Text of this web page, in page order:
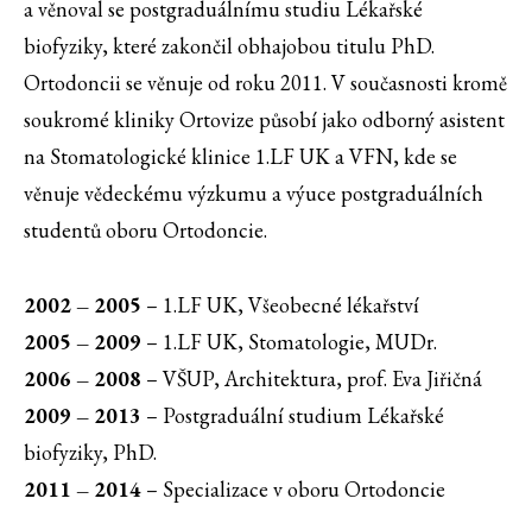
a věnoval se postgraduálnímu studiu Lékařské
biofyziky, které zakončil obhajobou titulu PhD.
Ortodoncii se věnuje od roku 2011. V současnosti kromě
soukromé kliniky Ortovize působí jako odborný asistent
na Stomatologické klinice 1.LF UK a VFN, kde se
věnuje vědeckému výzkumu a výuce postgraduálních
studentů oboru Ortodoncie.
2002 – 2005 – 1.LF UK, Všeobecné lékařství
2005 – 2009 – 1.LF UK, Stomatologie, MUDr.
2006 – 2008 – VŠUP, Architektura, prof. Eva Jiřičná
2009 – 2013 – Postgraduální studium Lékařské
biofyziky, PhD.
2011 – 2014 – Specializace v oboru Ortodoncie